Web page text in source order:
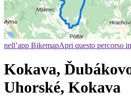
nell’app BikemapApri questo percorso
Kokava,
Uhorské, Kokava